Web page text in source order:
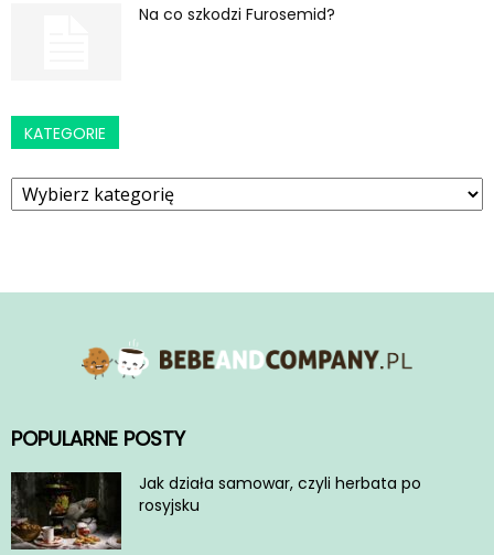
Na co szkodzi Furosemid?
KATEGORIE
Kategorie
POPULARNE POSTY
Jak działa samowar, czyli herbata po
rosyjsku